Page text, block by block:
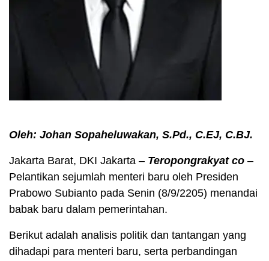
Oleh: Johan Sopaheluwakan, S.Pd., C.EJ, C.BJ.
Jakarta Barat, DKI Jakarta – Teropongrakyat co –
Pelantikan sejumlah menteri baru oleh Presiden
Prabowo Subianto pada Senin (8/9/2205) menandai
babak baru dalam pemerintahan.
Berikut adalah analisis politik dan tantangan yang
dihadapi para menteri baru, serta perbandingan